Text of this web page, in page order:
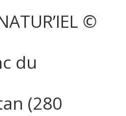
©
du
(280